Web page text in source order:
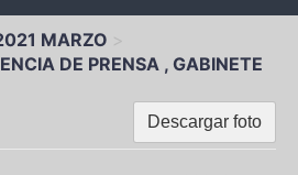
MARZO
DE PRENSA , GABINETE
Descargar foto